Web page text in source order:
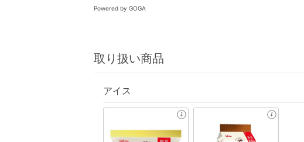
Powered by GOGA
取り扱い商品
アイス